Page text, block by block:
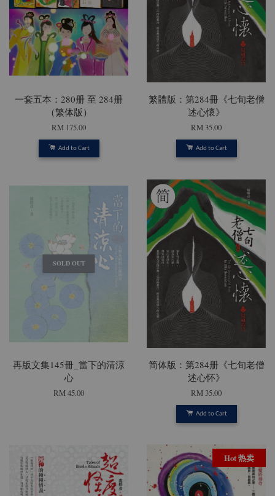
一套五本：280册 至 284册
（繁体版）
RM 175.00
Add to Cart
繁體版：第284冊《七旬老僧
述心懷》
RM 35.00
Add to Cart
SOLD OUT
再版文集145冊_當下的清涼
心
RM 45.00
简体版：第284册《七旬老僧
述心怀》
RM 35.00
Add to Cart
Hot 热卖